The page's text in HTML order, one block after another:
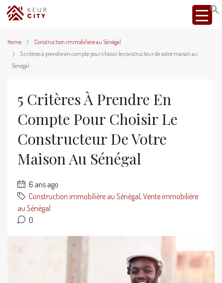
Home
Construction immobilière au Sénégal
5 critères à prendre en compte pour choisir le constructeur de votre maison au
Sénégal
5 Critères À Prendre En
Compte Pour Choisir Le
Constructeur De Votre
Maison Au Sénégal
6 ans ago
Construction immobilière au Sénégal , Vente immobilière
au Sénégal
0